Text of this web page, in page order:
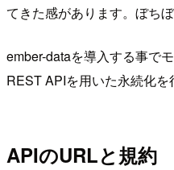
てきた感があります。ぼち
ember-dataを導入する事で
REST APIを用いた永続化を
APIのURLと規約